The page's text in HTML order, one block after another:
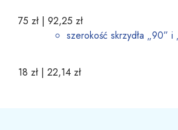
75 zł | 92,25 zł
szerokość skrzydła „90” i
18 zł | 22,14 zł